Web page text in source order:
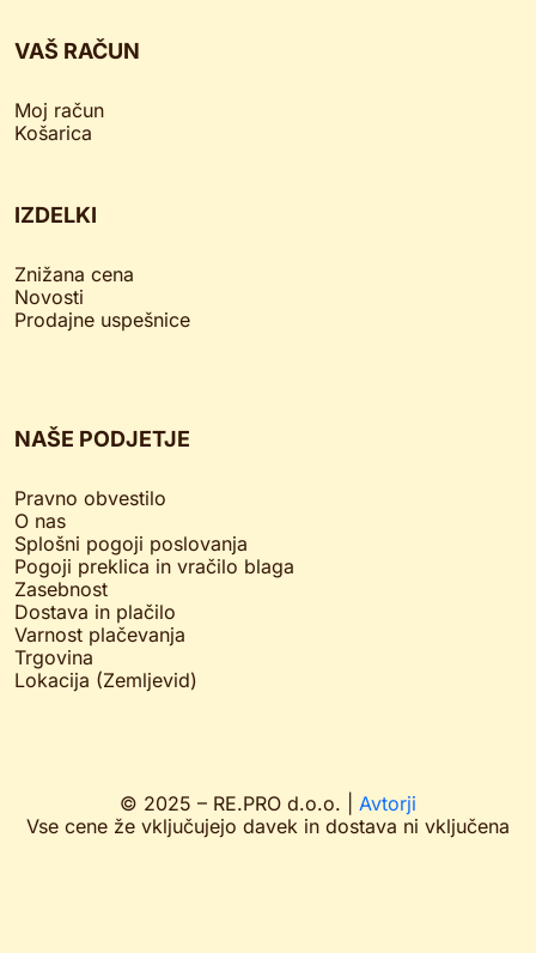
VAŠ RAČUN
Moj račun
Košarica
IZDELKI
Znižana cena
Novosti
Prodajne uspešnice
NAŠE PODJETJE
Pravno obvestilo
O nas
Splošni pogoji poslovanja
Pogoji preklica in vračilo blaga
Zasebnost
Dostava in plačilo
Varnost plačevanja
Trgovina
Lokacija (Zemljevid)
© 2025 – RE.PRO d.o.o. | Avtorji
Vse cene že vključujejo davek in dostava ni vključena